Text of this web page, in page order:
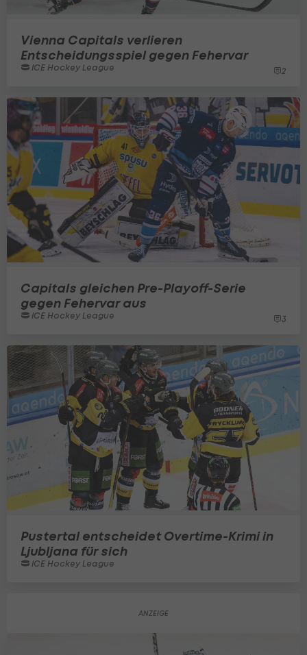
Vienna Capitals verlieren
Entscheidungsspiel gegen Fehervar
ICE Hockey League 2
Capitals gleichen Pre-Playoff-Serie
gegen Fehervar aus
ICE Hockey League 3
Pustertal entscheidet Overtime-Krimi in
Ljubljana für sich
ICE Hockey League